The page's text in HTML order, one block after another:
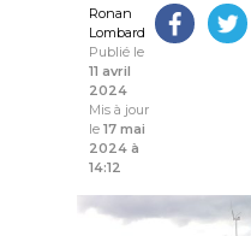
Ronan
Lombard
Publié le
11 avril
2024
Mis à jour
le 17 mai
2024 à
14:12